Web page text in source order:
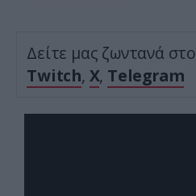
Δείτε μας ζωντανά στο
Twitch, X, Telegram